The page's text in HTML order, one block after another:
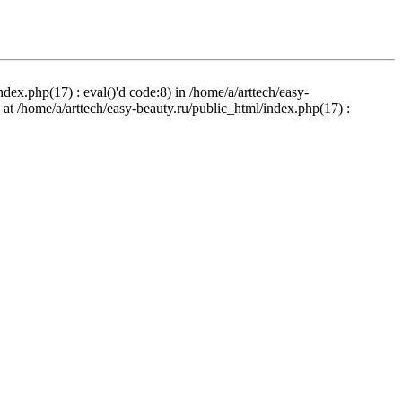
: eval()'d code:8) in /home/a/arttech/easy-
/home/a/arttech/easy-beauty.ru/public_html/index.php(17) :